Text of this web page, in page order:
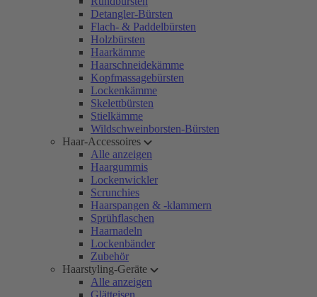
Detangler-Bürsten
Flach- & Paddelbürsten
Holzbürsten
Haarkämme
Haarschneidekämme
Kopfmassagebürsten
Lockenkämme
Skelettbürsten
Stielkämme
Wildschweinborsten-Bürsten
Haar-Accessoires
Alle anzeigen
Haargummis
Lockenwickler
Scrunchies
Haarspangen & -klammern
Sprühflaschen
Haarnadeln
Lockenbänder
Zubehör
Haarstyling-Geräte
Alle anzeigen
Glätteisen